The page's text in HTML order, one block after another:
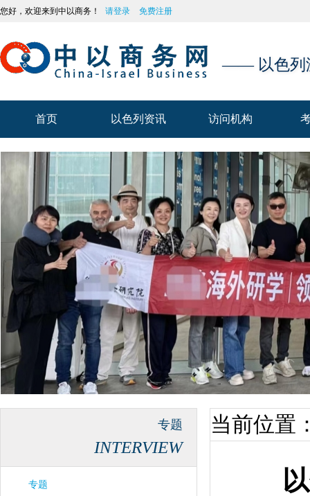
您好，欢迎来到中以商务！ 请登录 免费注册
—— 以色列
首页
首页
以色列资讯
以色列资讯
访问机构
访问机构
专题
INTERVIEW
专题
当前位置